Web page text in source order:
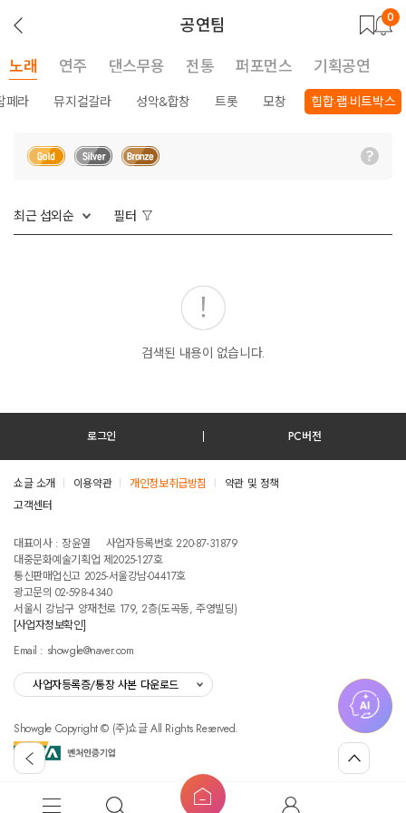
공연팀
뒤
로
기
0
노래 연주 댄스무용 전통 퍼포먼스 기획공연
페라 뮤지컬갈라 성악&합창 트롯 모창 힙합·랩·비트박스
최근 섭외순 필터
검색된 내용이 없습니다.
홈
버
튼
뒤
가
섭
외
공
고
맨
위
로
로그인 PC버전
쇼글 소개 이용약관 개인정보취급방침
약관 및 정책
고객센터
대표이사 : 장윤열
사업자등록번호 220-87-31879
대중문화예술기획업 제2025-127호
통신판매업신고 2025-서울강남-04417호
광고문의 02-598-4340
서울시 강남구 양재천로 179, 2층(도곡동, 주영빌딩)
[사업자정보확인]
Email : showgle@naver.com
사업자등록증/통장 사본 다운로드
Showgle Copyright © (주)쇼글 All Rights Reserved.